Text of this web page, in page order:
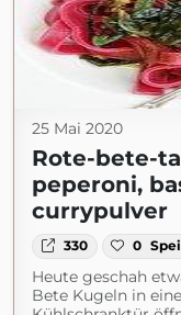
25 Mai 2020
Rote-bete-
peperoni,
currypulver
330 0
Heute geschah
Bete Kugeln in